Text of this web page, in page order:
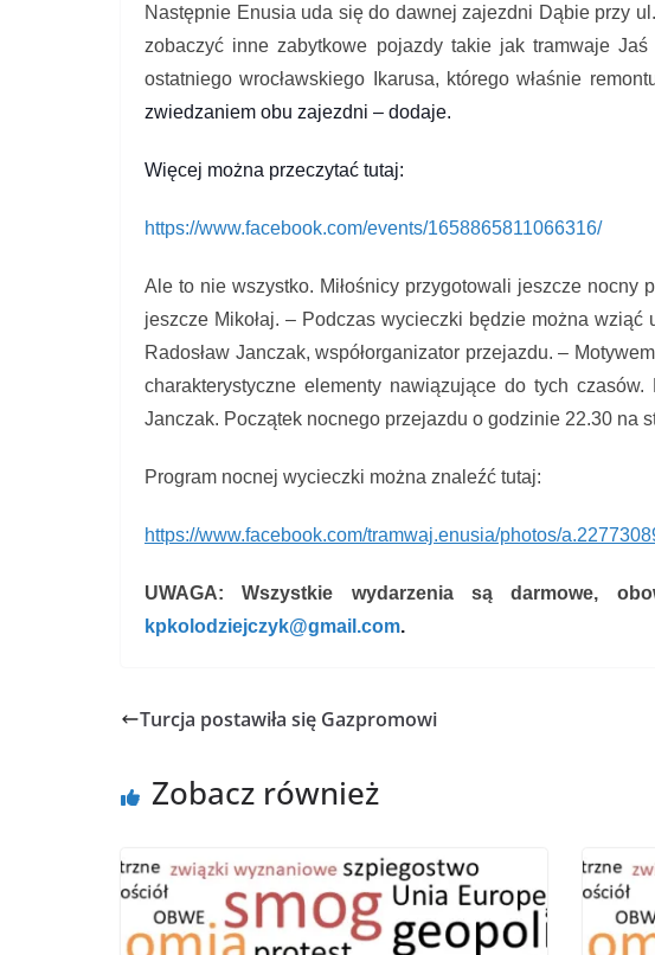
Następnie Enusia uda się do dawnej zajezdni Dąbie przy
zobaczyć inne zabytkowe pojazdy takie jak tramwaje
ostatniego wrocławskiego Ikarusa, którego właśnie
zwiedzaniem obu zajezdni – dodaje.
Więcej można przeczytać tutaj:
https://www.facebook.com/events/1658865811066316/
Ale to nie wszystko. Miłośnicy przygotowali jeszcze
jeszcze Mikołaj. –Podczas wycieczki będzie można wziąć
Radosław Janczak, współorganizator przejazdu. –
charakterystyczne elementy nawiązujące do tych
Janczak. Początek nocnego przejazdu o godzinie 22.30 na
Program nocnej wycieczki można znaleźć tutaj:
https://www.facebook.com/tramwaj.enusia/photos/a.
UWAGA: Wszystkie wydarzenia są darmowe,
kpkolodziejczyk@gmail.com.
Turcja postawiła się Gazpromowi
Zobacz również